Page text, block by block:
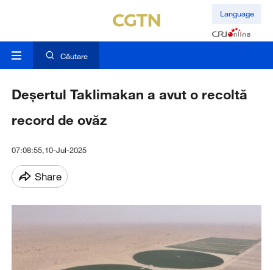
Language
Căutare
Deșertul Taklimakan a avut o recoltă
record de ovăz
07:08:55,10-Jul-2025
Share